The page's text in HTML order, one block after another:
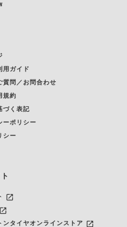
用ガイド
質問／お問合わせ
規約
づく表記
ーポリシー
シー
launch
launch
ンタイヤオンラインストア launch